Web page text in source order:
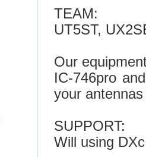
TEAM:
UT5ST,
Our
IC-746pro
your
SUPPORT:
Will using